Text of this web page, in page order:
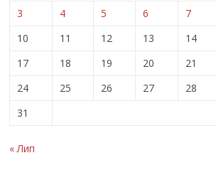
3
4 5 6 7
10
11 12 13 14
17
18 19 20 21
24
25 26 27 28
31
« Лип